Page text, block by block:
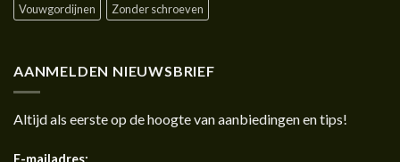
Vouwgordijnen
Zonder schroeven
AANMELDEN NIEUWSBRIEF
Altijd als eerste op de hoogte van aanbiedingen en tips!